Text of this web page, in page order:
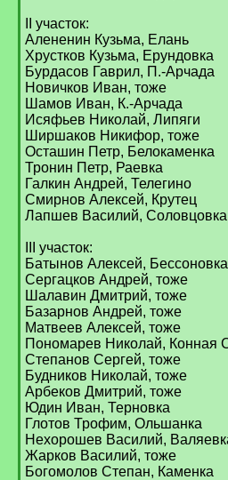
II участок:
Алененин Кузьма, Елань
Хрустков Кузьма, Ерундовка
Бурдасов Гаврил, П.-Арчада
Новичков Иван, тоже
Шамов Иван, К.-Арчада
Исяфьев Николай, Липяги
Ширшаков Никифор, тоже
Осташин Петр, Белокаменка
Тронин Петр, Раевка
Галкин Андрей, Телегино
Смирнов Алексей, Крутец
Лапшев Василий, Соловцовка
III участок:
Батынов Алексей, Бессоновка
Сергацков Андрей, тоже
Шалавин Дмитрий, тоже
Базарнов Андрей, тоже
Матвеев Алексей, тоже
Пономарев Николай, Конная
Степанов Сергей, тоже
Будников Николай, тоже
Арбеков Дмитрий, тоже
Юдин Иван, Терновка
Глотов Трофим, Ольшанка
Нехорошев Василий,
Жарков Василий, тоже
Богомолов Степан, Каменка